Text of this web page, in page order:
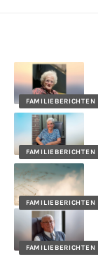
FAMILIEBERICHTEN
FAMILIEBERICHTEN
FAMILIEBERICHTEN
FAMILIEBERICHTEN